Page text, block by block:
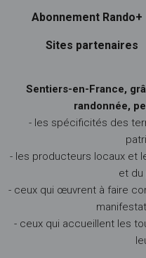
Abonnement Rando+
Sites partenaires
Sentiers-en-France,
randonnée,
- les spécificités des
- les producteurs locaux et
et du
- ceux qui œuvrent à faire
- ceux qui accueillent les